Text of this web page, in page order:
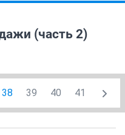
(часть 2)
38 39 40 41